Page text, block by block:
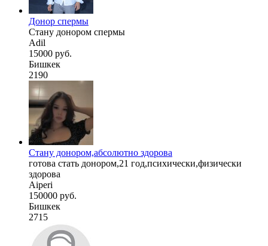
Донор спермы
Стану донором спермы
Adil
15000 руб.
Бишкек
2190
Стану донором,абсолютно здорова
готова стать донором,21 год,психически,физически
здорова
Aiperi
150000 руб.
Бишкек
2715